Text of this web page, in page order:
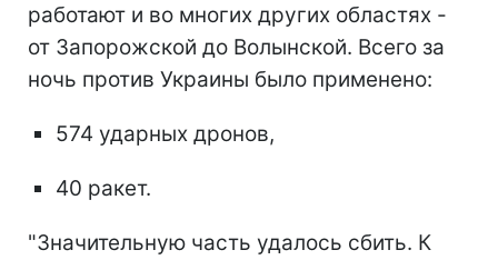
работают и во многих других областях -
от Запорожской до Волынской. Всего за
ночь против Украины было применено:
574 ударных дронов,
40 ракет.
"Значительную часть удалось сбить. К